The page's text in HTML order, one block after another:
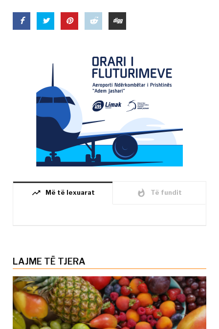
trending_up Më të lexuarat whatshot Të fundit
LAJME TË TJERA